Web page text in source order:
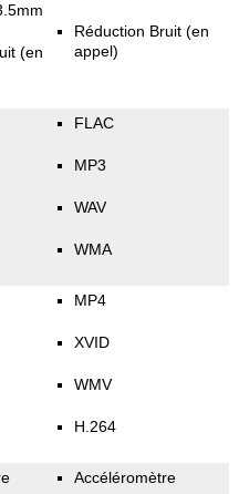
(en
Réduction Bruit (en
appel)
FLAC
MP3
WAV
WMA
MP4
XVID
WMV
H.264
Accéléromètre